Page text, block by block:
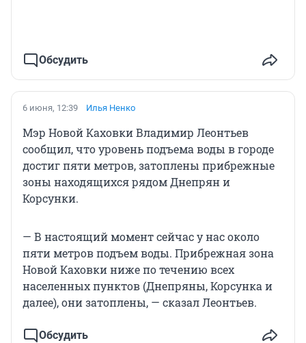
Обсудить
6 июня, 12:39 Илья Ненко
Мэр Новой Каховки Владимир Леонтьев
сообщил, что уровень подъема воды в городе
достиг пяти метров, затоплены прибрежные
зоны находящихся рядом Днепрян и
Корсунки.
— В настоящий момент сейчас у нас около
пяти метров подъем воды. Прибрежная зона
Новой Каховки ниже по течению всех
населенных пунктов (Днепряны, Корсунка и
далее), они затоплены, — сказал Леонтьев.
Обсудить